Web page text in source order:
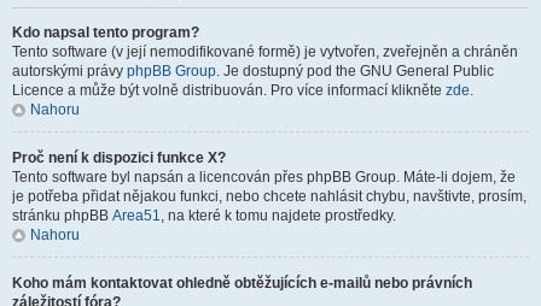
Kdo napsal tento program?
Tento software (v její nemodifikované formě) je vytvořen, zveřejněn a chráněn
autorskými právy phpBB Group. Je dostupný pod the GNU General Public
Licence a může být volně distribuován. Pro více informací klikněte zde.
Nahoru
Proč není k dispozici funkce X?
Tento software byl napsán a licencován přes phpBB Group. Máte-li dojem, že
je potřeba přidat nějakou funkci, nebo chcete nahlásit chybu, navštivte, prosím,
stránku phpBB Area51, na které k tomu najdete prostředky.
Nahoru
Koho mám kontaktovat ohledně obtěžujících e-mailů nebo právních
záležitostí fóra?